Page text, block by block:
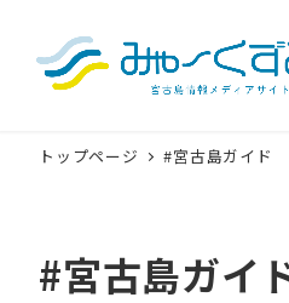
トップページ #宮古島ガイド
#宮古島ガイ